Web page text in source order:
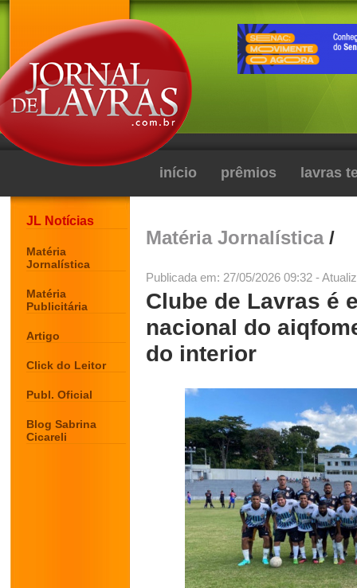
início prêmios lavras
JL Notícias
Matéria
Jornalística
Matéria
Publicitária
Artigo
Click do Leitor
Publ. Oficial
Blog Sabrina
Cicareli
Matéria Jornalística/
Publicada em: 27/05/2026 09:32 -
Clube de Lavras é
nacional do
do interior